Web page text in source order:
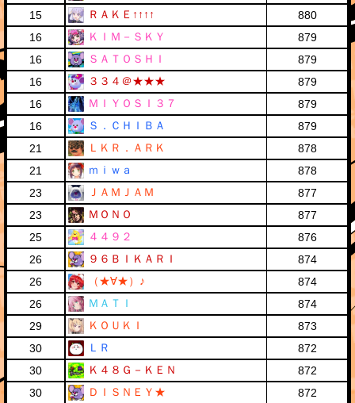
15
ＲＡＫＥ↑↑↑↑
880
16
ＫＩＭ－ＳＫＹ
879
16
ＳＡＴＯＳＨＩ
879
16
３３４＠★★★
879
16
ＭＩＹＯＳＩ３７
879
16
Ｓ．ＣＨＩＢＡ
879
21
ＬＫＲ．ＡＲＫ
878
21
ｍｉｗａ
878
23
ＪＡＭＪＡＭ
877
23
ＭＯＮＯ
877
25
４４９２
876
26
９６ＢＩＫＡＲＩ
874
26
（★∀★）♪
874
26
ＭＡＴＩ
874
29
ＫＯＵＫＩ
873
30
ＬＲ
872
30
Ｋ４８Ｇ－ＫＥＮ
872
30
ＤＩＳＮＥＹ★
872